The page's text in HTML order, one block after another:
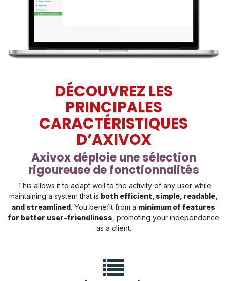
DÉCOUVREZ LES
PRINCIPALES
CARACTÉRISTIQUES
D’AXIVOX
Axivox déploie une sélection
rigoureuse de fonctionnalités
This allows it to adapt well to the activity of any user while
maintaining a system that is both efficient, simple, readable,
and streamlined. You benefit from a minimum of features
for better user-friendliness , promoting your independence
as a client.